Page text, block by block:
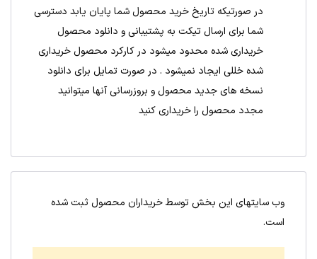
در صورتیکه تاریخ خرید محصول شما پایان یابد دسترسی
شما برای ارسال تیکت به پشتیبانی و دانلود محصول
خریداری شده محدود میشود در کارکرد محصول خریداری
شده خللی ایجاد نمیشود . در صورت تمایل برای دانلود
نسخه های جدید محصول و بروزرسانی آنها میتوانید
مجدد محصول را خریداری کنید
وب سایتهای این بخش توسط خریداران محصول ثبت شده
است.